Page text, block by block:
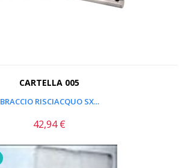
CARTELLA 005
BRACCIO RISCIACQUO SX...
Prezzo
42,94 €